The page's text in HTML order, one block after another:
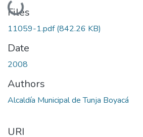
Files
11059-1.pdf(842.26 KB)
Date
2008
Authors
Alcaldía Municipal de Tunja Boyacá
URI